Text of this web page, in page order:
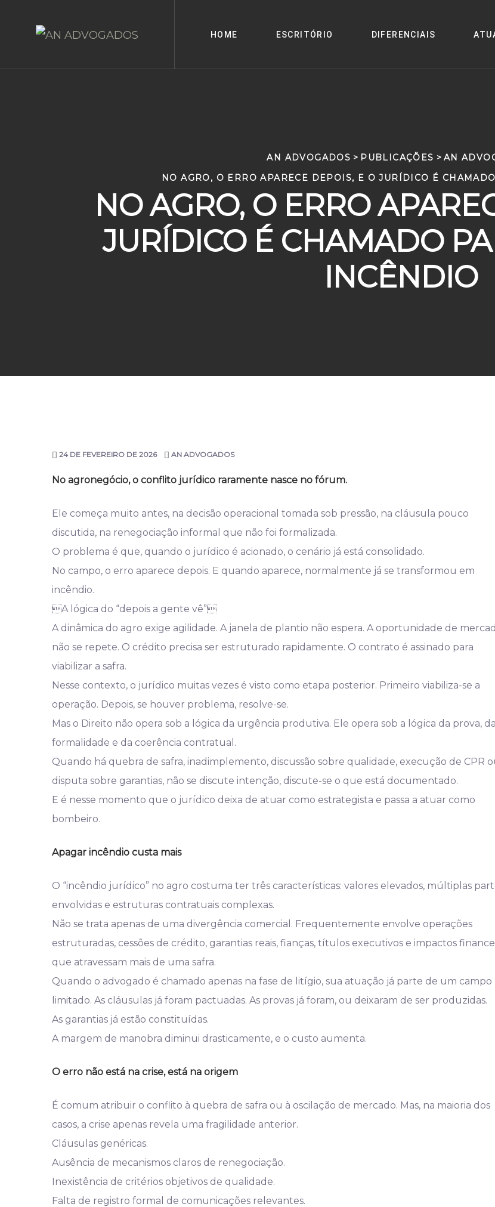
HOME ESCRITÓRIO DIFERENCIAIS
AN ADVOGADOS > PUBLICAÇÕES > AN
NO AGRO, O ERRO APARECE DEPOIS, E O JURÍDICO É
NO AGRO, O ERRO
JURÍDICO É CHAMADO
INCÊNDIO
24 DE FEVEREIRO DE 2026 AN ADVOGADOS
No agronegócio, o conflito jurídico raramente nasce no fórum.
Ele começa muito antes, na decisão operacional tomada sob pressão, na cláusula pouco
discutida, na renegociação informal que não foi formalizada.
O problema é que, quando o jurídico é acionado, o cenário já está consolidado.
No campo, o erro aparece depois. E quando aparece, normalmente já se transformou em
incêndio.
A lógica do “depois a gente vê”
A dinâmica do agro exige agilidade. A janela de plantio não espera. A oportunidade de
não se repete. O crédito precisa ser estruturado rapidamente. O contrato é assinado para
viabilizar a safra.
Nesse contexto, o jurídico muitas vezes é visto como etapa posterior. Primeiro viabiliza-se a
operação. Depois, se houver problema, resolve-se.
Mas o Direito não opera sob a lógica da urgência produtiva. Ele opera sob a lógica da prova, da
formalidade e da coerência contratual.
Quando há quebra de safra, inadimplemento, discussão sobre qualidade, execução de CPR
disputa sobre garantias, não se discute intenção, discute-se o que está documentado.
E é nesse momento que o jurídico deixa de atuar como estrategista e passa a atuar como
bombeiro.
Apagar incêndio custa mais
O “incêndio jurídico” no agro costuma ter três características: valores elevados, múltiplas
envolvidas e estruturas contratuais complexas.
Não se trata apenas de uma divergência comercial. Frequentemente envolve operações
estruturadas, cessões de crédito, garantias reais, fianças, títulos executivos e impactos
que atravessam mais de uma safra.
Quando o advogado é chamado apenas na fase de litígio, sua atuação já parte de um campo
limitado. As cláusulas já foram pactuadas. As provas já foram, ou deixaram de ser produzidas.
As garantias já estão constituídas.
A margem de manobra diminui drasticamente, e o custo aumenta.
O erro não está na crise, está na origem
É comum atribuir o conflito à quebra de safra ou à oscilação de mercado. Mas, na maioria dos
casos, a crise apenas revela uma fragilidade anterior.
Cláusulas genéricas.
Ausência de mecanismos claros de renegociação.
Inexistência de critérios objetivos de qualidade.
Falta de registro formal de comunicações relevantes.